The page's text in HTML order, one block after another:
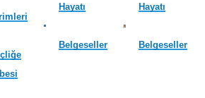
Hayatı
Belgeseller
Hayatı
Belgeseller